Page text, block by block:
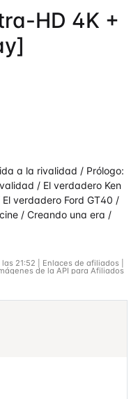
HD 4K +
a la rivalidad / Prólogo:
/ El verdadero Ken
verdadero Ford GT40 /
/ Creando una era /
21:52 | Enlaces de afiliados |
de la API para Afiliados